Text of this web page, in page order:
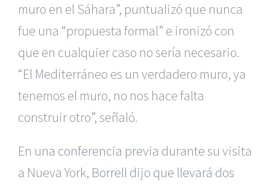
muro en el Sáhara”, puntualizó que nunca
fue una “propuesta formal” e ironizó con
que en cualquier caso no sería necesario.
“El Mediterráneo es un verdadero muro, ya
tenemos el muro, no nos hace falta
construir otro”, señaló.
En una conferencia previa durante su visita
a Nueva York, Borrell dijo que llevará dos